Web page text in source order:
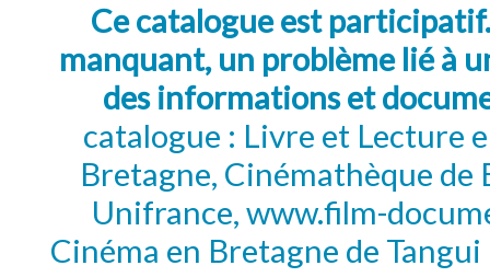
Ce catalogue est
manquant, un problème lié à
des informations et
catalogue : Livre et Lecture
Bretagne, Cinémathèque de
Unifrance, www.film-
Cinéma en Bretagne de